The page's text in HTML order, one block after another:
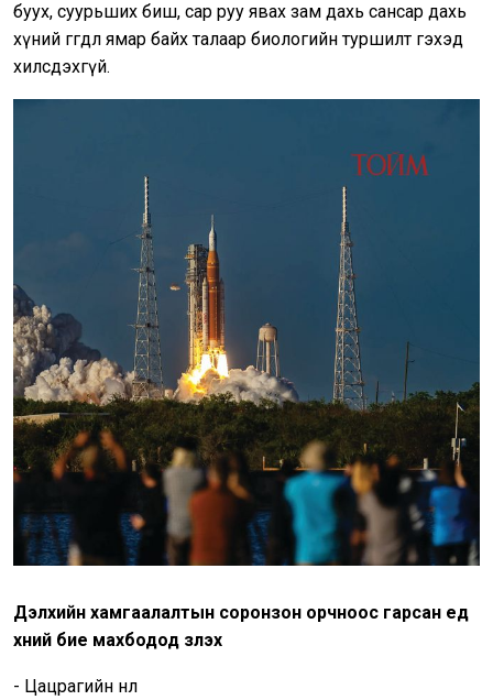
буух, суурьших биш, сар руу явах зам дахь сансар дахь
хүний өгөгдөл ямар байх талаар биологийн туршилт гэхэд
хилсдэхгүй.
Дэлхийн хамгаалалтын соронзон орчноос гарсан үед
хүний бие махбодод үзүүлэх
- Цацрагийн нөлөө